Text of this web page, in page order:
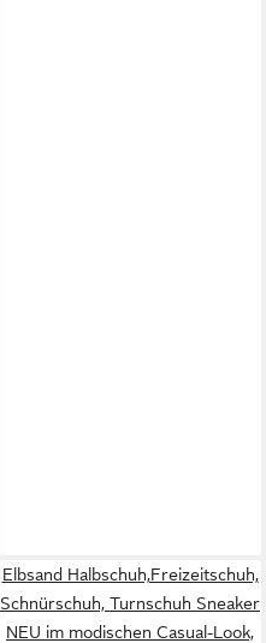
Elbsand Halbschuh,Freizeitschuh,
Schnürschuh, Turnschuh Sneaker
NEU im modischen Casual-Look,